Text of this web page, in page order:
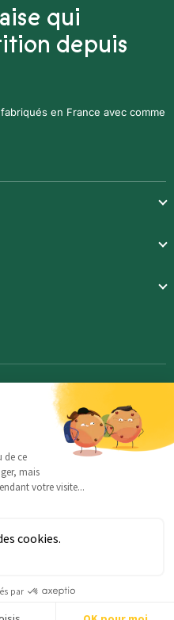
de ce
mais
votre visite...
cookies.
par
qui
depuis
en France avec comme
? : Notre équipe est là
|+33 (0)3 69 67 19 19